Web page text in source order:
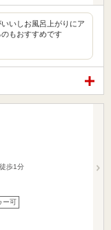
いしお風呂上がりにア
もおすすめです
歩1分
ー可